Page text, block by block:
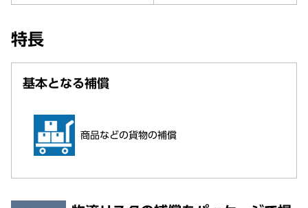
特長
基本となる補償
商品などの貨物の補償